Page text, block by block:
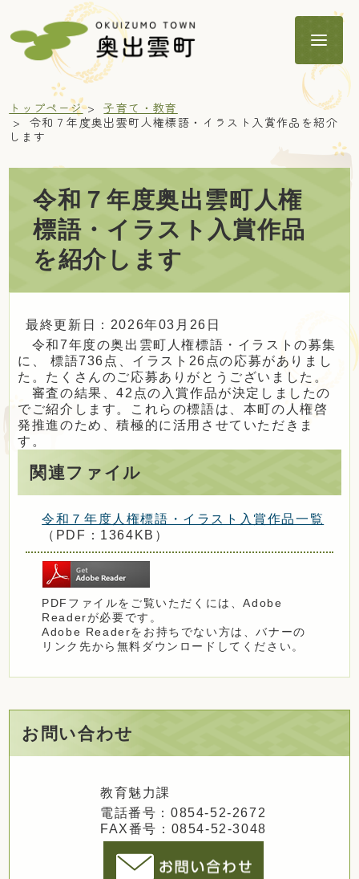
暮らし
子育て・教育
定住・観光・ふるさと納税
事業者の方へ
町政情報
Foreign
language
文字サイズ 表示色
トップページ
子育て・教育
令和７年度奥出雲町人権標語・イラスト入賞作品を紹介
します
令和７年度奥出雲町人権
標語・イラスト入賞作品
を紹介します
最終更新日：2026年03月26日
令和7年度の奥出雲町人権標語・イラストの募集
に、 標語736点、イラスト26点の応募がありまし
た。たくさんのご応募ありがとうございました。
審査の結果、42点の入賞作品が決定しましたの
でご紹介します。これらの標語は、本町の人権啓
発推進のため、積極的に活用させていただきま
す。
関連ファイル
令和７年度人権標語・イラスト入賞作品一覧
（PDF：1364KB）
PDFファイルをご覧いただくには、Adobe
Readerが必要です。
Adobe Readerをお持ちでない方は、バナーの
リンク先から無料ダウンロードしてください。
お問い合わせ
教育魅力課
電話番号：0854-52-2672
FAX番号：0854-52-3048